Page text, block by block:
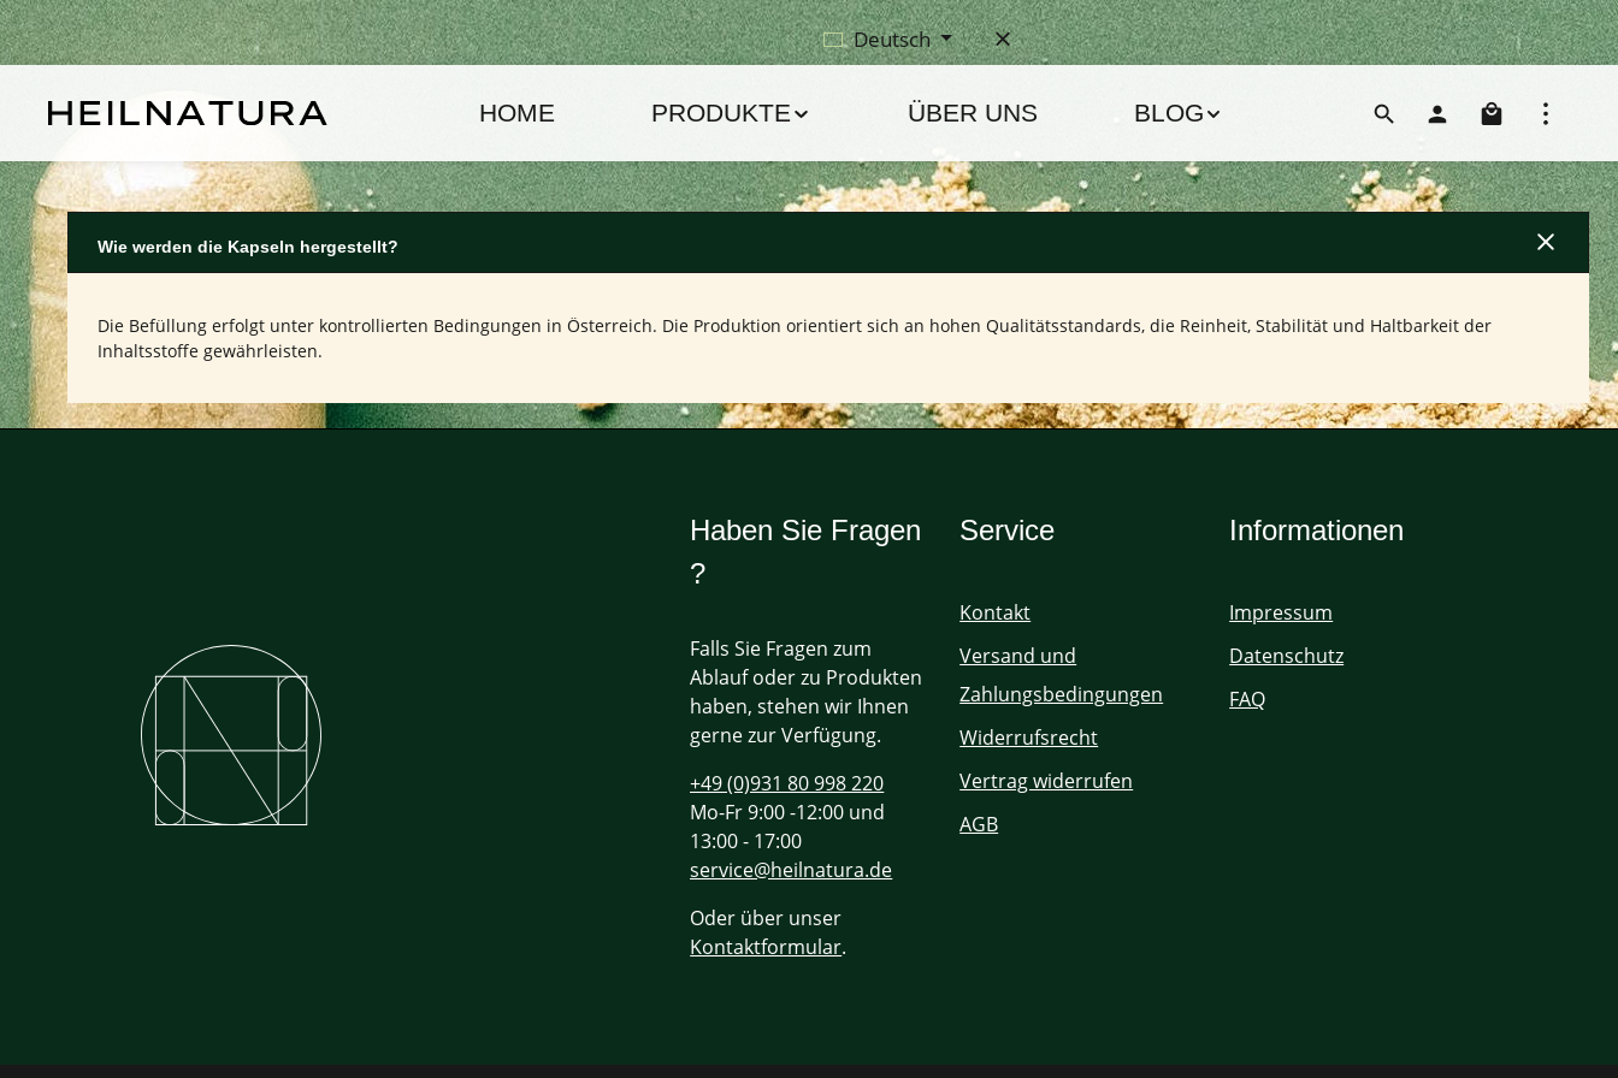
Hauptinhalt springen
Zur Hauptnavigation springen Deutsch
HOME PRODUKTE ÜBER UNS BLOG
Wie werden die Kapseln hergestellt?
Die Befüllung erfolgt unter kontrollierten Bedingungen in Österreich. Die Produktion orientiert sich an hohen Qualitätsstandards, die Reinheit, Stabilität und Haltbarkeit der
Inhaltsstoffe gewährleisten.
Haben Sie Fragen
?
Falls Sie Fragen zum
Ablauf oder zu Produkten
haben, stehen wir Ihnen
gerne zur Verfügung.
+49 (0)931 80 998 220
Mo-Fr 9:00 -12:00 und
13:00 - 17:00
service@heilnatura.de
Oder über unser
Kontaktformular.
Service
Kontakt
Versand und
Zahlungsbedingungen
Widerrufsrecht
Vertrag widerrufen
AGB
Informationen
Impressum
Datenschutz
FAQ